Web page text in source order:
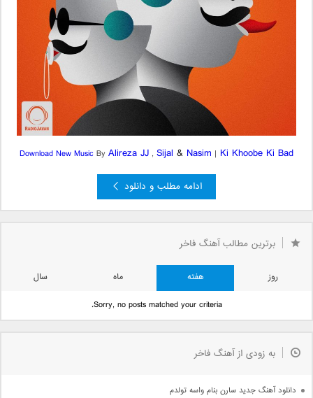
Download New MusicByAlireza JJ , Sijal & Nasim | Ki Khoobe Ki Bad
ادامه مطلب و دانلود
برترین مطالب آهنگ فاخر
روز هفته ماه
سال
Sorry, no posts matched your criteria.
به زودی از آهنگ فاخر
دانلود آهنگ جدید سارن بنام واسه تولدم